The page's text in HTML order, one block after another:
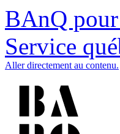
BAnQ
Service
Aller directement au contenu.